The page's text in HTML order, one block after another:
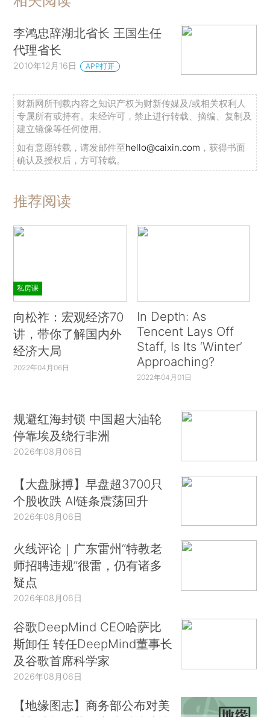
李鸿忠辞湖北省长 王国生任
代理省长
2010年12月16日 APP打开
财新网所刊载内容之知识产权为财新传媒及/或相关权利人
专属所有或持有。未经许可，禁止进行转载、摘编、复制及
建立镜像等任何使用。
如有意愿转载，请发邮件至hello@caixin.com ，获得书面
确认及授权后，方可转载。
推荐阅读
私房课
向松祚：宏观经济70
讲，带你了解国内外
经济大局
2022年04月06日
In Depth: As
Tencent Lays Off
Staff, Is Its ‘Winter’
Approaching?
2022年04月01日
规避红海封锁 中国超大油轮
停靠埃及绕行非洲
2026年08月06日
【大盘脉搏】早盘超3700只
个股收跌 AI链条震荡回升
2026年08月06日
火线评论｜广东雷州“特教老
师招聘违规”很雷，仍有诸多
疑点
2026年08月06日
谷歌DeepMind CEO哈萨比
斯卸任 转任DeepMind董事长
及谷歌首席科学家
2026年08月06日
【地缘图志】商务部公布对美